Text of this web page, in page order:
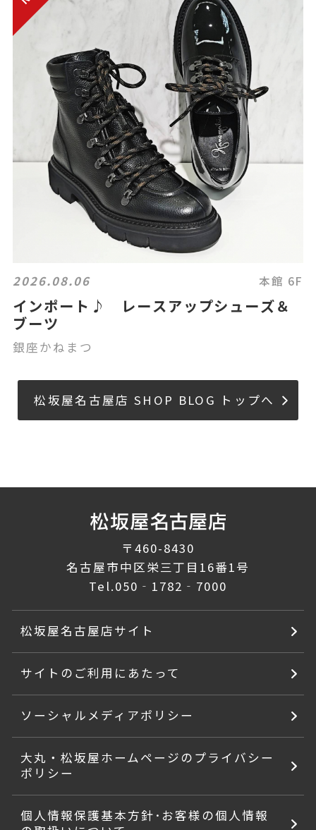
2026.08.06 本館 6F
インポート♪ レースアップシューズ＆
ブーツ
銀座かねまつ
松坂屋名古屋店 SHOP BLOG トップへ
〒460-8430
名古屋市中区栄三丁目16番1号
Tel.050‐1782‐7000
松坂屋名古屋店サイト
サイトのご利用にあたって
ソーシャルメディアポリシー
大丸・松坂屋ホームページのプライバシー
ポリシー
個人情報保護基本方針･お客様の個人情報